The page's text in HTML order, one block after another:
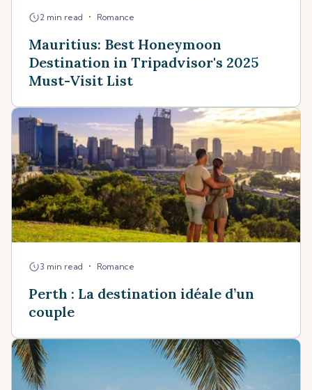
2 min read • Romance
Mauritius: Best Honeymoon
Destination in Tripadvisor's 2025
Must-Visit List
3 min read • Romance
Perth : La destination idéale d’un
couple